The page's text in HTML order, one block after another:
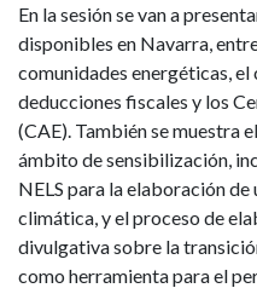
En la sesión se van a
disponibles en Navarra,
comunidades energéticas, el
deducciones fiscales y los
(CAE). También se muestra
ámbito de sensibilización,
NELS para la elaboración
climática, y el proceso de
divulgativa sobre la
como herramienta para el